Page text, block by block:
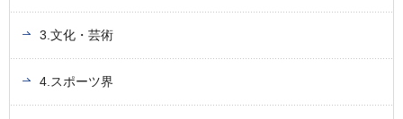
3.文化・芸術
4.スポーツ界